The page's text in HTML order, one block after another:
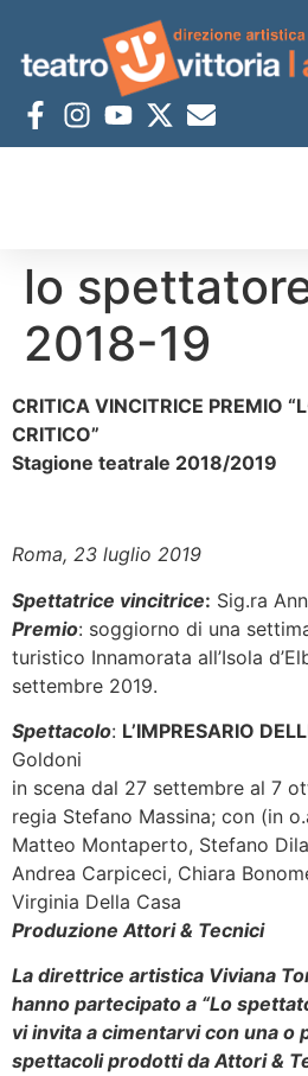
lo
2018-19
CRITICA VINCITRICE PREMIO
CRITICO”
Stagione teatrale 2018/2019
Roma, 23 luglio 2019
Spettatrice vincitrice: Sig.ra
Premio: soggiorno di una
turistico Innamorata all’Isola
settembre 2019.
Spettacolo: L’IMPRESARIO
Goldoni
in scena dal 27 settembre al 7
regia Stefano Massina; con (in
Matteo Montaperto, Stefano
Andrea Carpiceci, Chiara
Virginia Della Casa
Produzione Attori & Tecnici
La direttrice artistica Viviana
hanno partecipato a “Lo
vi invita a cimentarvi con una o
spettacoli prodotti da Attori &